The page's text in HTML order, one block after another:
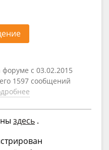
форуме с 03.02.2015
1597 сообщений
здесь .